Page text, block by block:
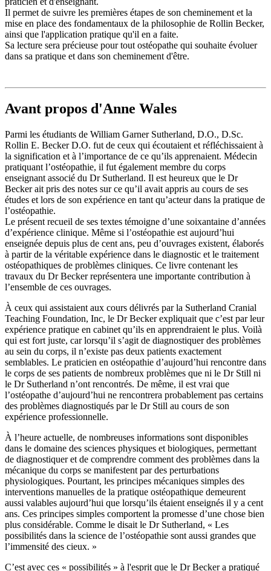
Il permet de suivre les premières étapes de son cheminement et la
mise en place des fondamentaux de la philosophie de Rollin Becker,
ainsi que l'application pratique qu'il en a faite.
Sa lecture sera précieuse pour tout ostéopathe qui souhaite évoluer
dans sa pratique et dans son cheminement d'être.
Avant propos d'Anne Wales
Parmi les étudiants de William Garner Sutherland, D.O., D.Sc.
Rollin E. Becker D.O. fut de ceux qui écoutaient et réfléchissaient à
la signification et à l’importance de ce qu’ils apprenaient. Médecin
pratiquant l’ostéopathie, il fut également membre du corps
enseignant associé du Dr Sutherland. Il est heureux que le Dr
Becker ait pris des notes sur ce qu’il avait appris au cours de ses
études et lors de son expérience en tant qu’acteur dans la pratique de
l’ostéopathie.
Le présent recueil de ses textes témoigne d’une soixantaine d’années
d’expérience clinique. Même si l’ostéopathie est aujourd’hui
enseignée depuis plus de cent ans, peu d’ouvrages existent, élaborés
à partir de la véritable expérience dans le diagnostic et le traitement
ostéopathiques de problèmes cliniques. Ce livre contenant les
travaux du Dr Becker représentera une importante contribution à
l’ensemble de ces ouvrages.
À ceux qui assistaient aux cours délivrés par la Sutherland Cranial
Teaching Foundation, Inc, le Dr Becker expliquait que c’est par leur
expérience pratique en cabinet qu’ils en apprendraient le plus. Voilà
qui est fort juste, car lorsqu’il s’agit de diagnostiquer des problèmes
au sein du corps, il n’existe pas deux patients exactement
semblables. Le praticien en ostéopathie d’aujourd’hui rencontre dans
le corps de ses patients de nombreux problèmes que ni le Dr Still ni
le Dr Sutherland n’ont rencontrés. De même, il est vrai que
l’ostéopathe d’aujourd’hui ne rencontrera probablement pas certains
des problèmes diagnostiqués par le Dr Still au cours de son
expérience professionnelle.
À l’heure actuelle, de nombreuses informations sont disponibles
dans le domaine des sciences physiques et biologiques, permettant
de diagnostiquer et de comprendre comment des problèmes dans la
mécanique du corps se manifestent par des perturbations
physiologiques. Pourtant, les principes mécaniques simples des
interventions manuelles de la pratique ostéopathique demeurent
aussi valables aujourd’hui que lorsqu’ils étaient enseignés il y a cent
ans. Ces principes simples comportent la promesse d’une chose bien
plus considérable. Comme le disait le Dr Sutherland, « Les
possibilités dans la science de l’ostéopathie sont aussi grandes que
l’immensité des cieux. »
C’est avec ces « possibilités » à l'esprit que le Dr Becker a pratiqué